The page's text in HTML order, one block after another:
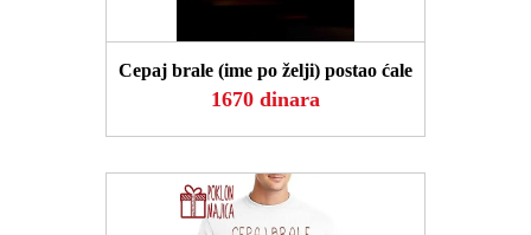
POGLEDAJ
Cepaj brale (ime po želji) postao ćale
1670 dinara